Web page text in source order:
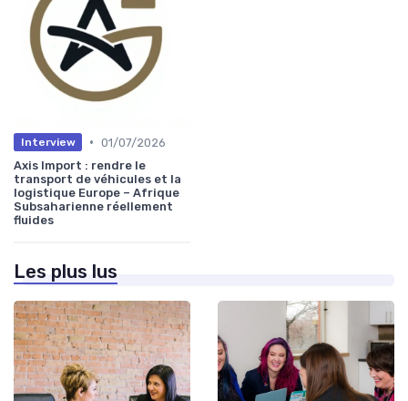
Interview • 01/07/2026
Axis Import : rendre le
transport de véhicules et la
logistique Europe – Afrique
Subsaharienne réellement
fluides
Les plus lus